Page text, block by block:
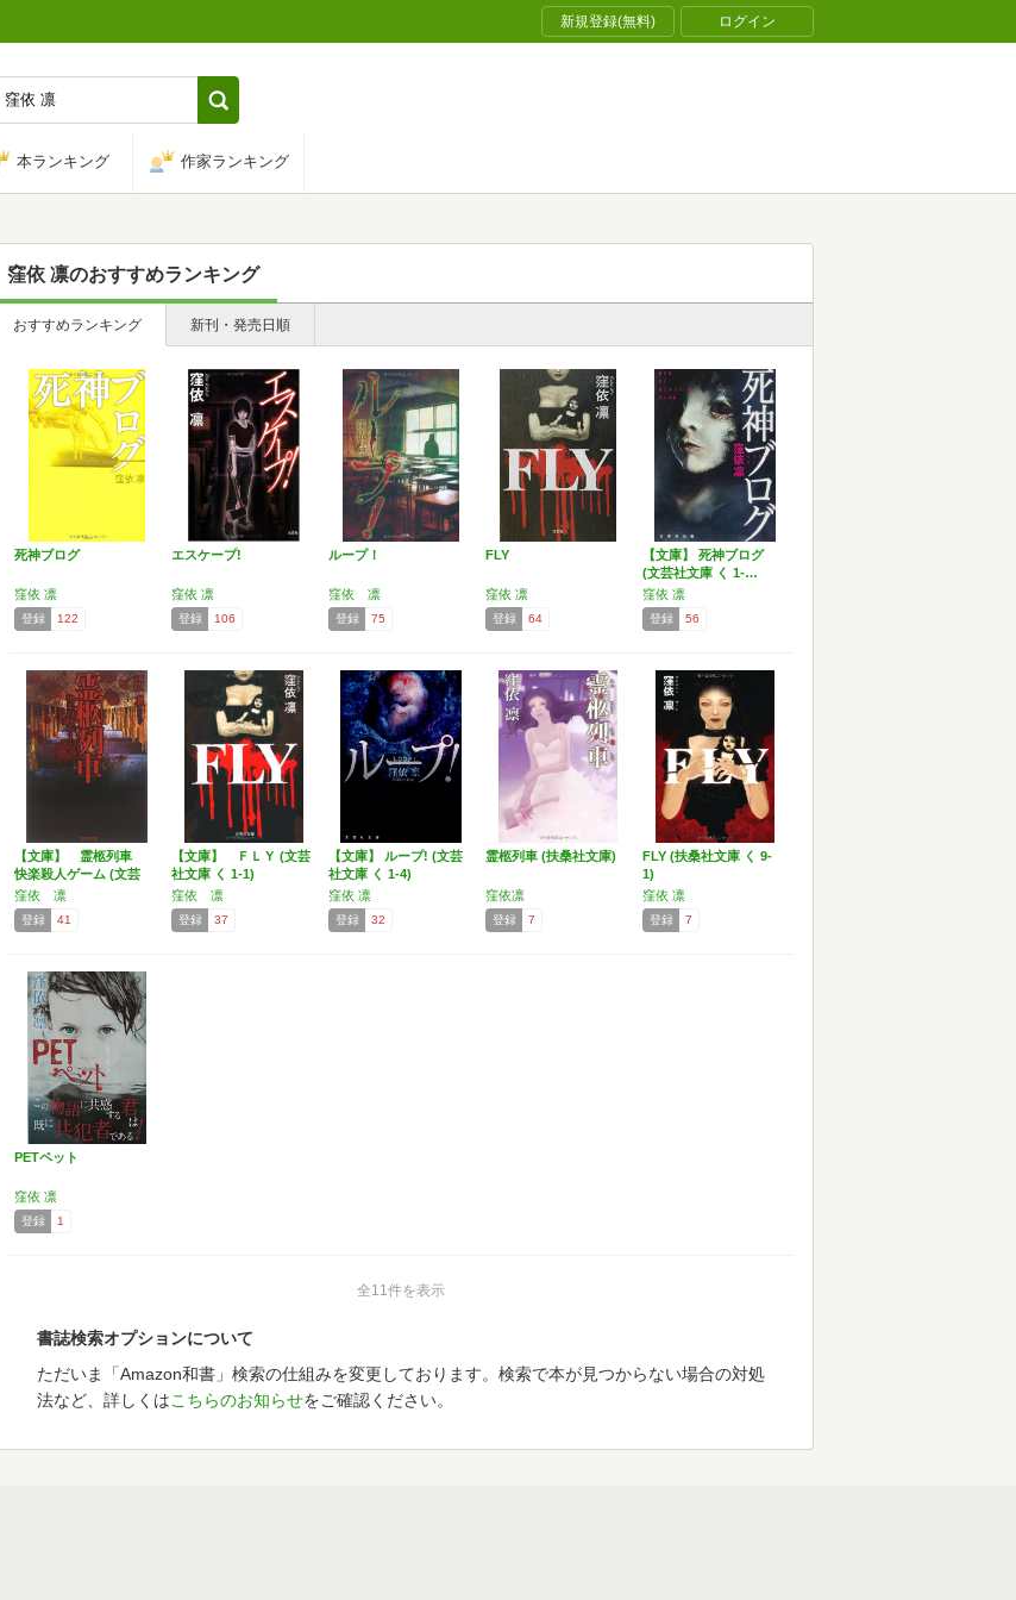
新規登録(無料) ログイン
本ランキング 作家ランキング
窪依 凛のおすすめランキング
おすすめランキング 新刊・発売日順
死神ブログ
窪依 凛
登録 122
エスケープ!
窪依 凛
登録 106
ループ！
窪依 凛
登録 75
FLY
窪依 凛
登録 64
【文庫】 死神ブログ
(文芸社文庫 く 1-…
窪依 凛
登録 56
【文庫】 霊柩列車
快楽殺人ゲーム (文芸
社…
窪依 凛
登録 41
【文庫】 ＦＬＹ (文芸
社文庫 く 1-1)
窪依 凛
登録 37
【文庫】 ループ! (文芸
社文庫 く 1-4)
窪依 凛
登録 32
霊柩列車 (扶桑社文庫)
窪依凛
登録 7
FLY (扶桑社文庫 く 9-
1)
窪依 凛
登録 7
PETペット
窪依 凛
登録 1
全11件を表示
書誌検索オプションについて
ただいま「Amazon和書」検索の仕組みを変更しております。検索で本が見つからない場合の対処
法など、詳しくはこちらのお知らせをご確認ください。